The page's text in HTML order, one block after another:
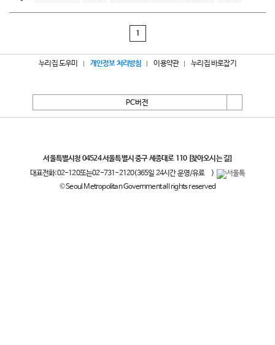
1
누리집 도우미 개인정보 처리방침 이용약관 누리집 바로잡기
PC버전
서울특별시청 04524 서울특별시 중구 세종대로 110 [찾아오시는 길]
대표전화:02-120또는02-731-2120(365일 24시간 운영/유료
)
© Seoul Metropolitan Government all rights reserved